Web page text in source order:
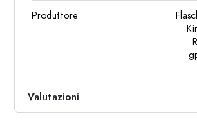
Produttore
Valutazioni